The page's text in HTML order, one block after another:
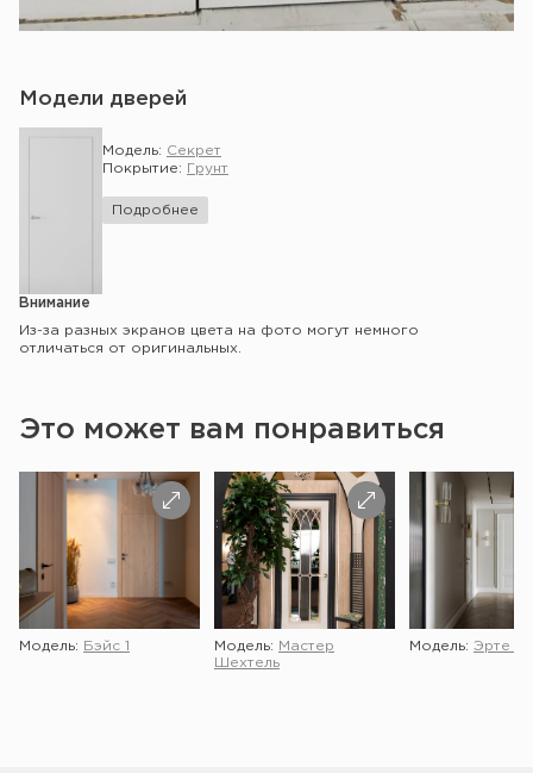
Модели дверей
Модель: Секрет
Покрытие:
Грунт
Подробнее
Внимание
Из-за разных экранов цвета на фото могут немного
отличаться от оригинальных.
Это может вам понравиться
Модель: Бэйс 1 Модель:
Мастер
Шехтель
Модель: Эрте 2